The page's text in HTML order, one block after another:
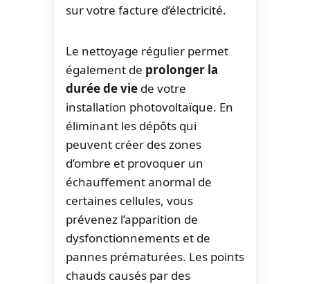
sur votre facture d’électricité.
Le nettoyage régulier permet
également de prolonger la
durée de vie de votre
installation photovoltaïque. En
éliminant les dépôts qui
peuvent créer des zones
d’ombre et provoquer un
échauffement anormal de
certaines cellules, vous
prévenez l’apparition de
dysfonctionnements et de
pannes prématurées. Les points
chauds causés par des